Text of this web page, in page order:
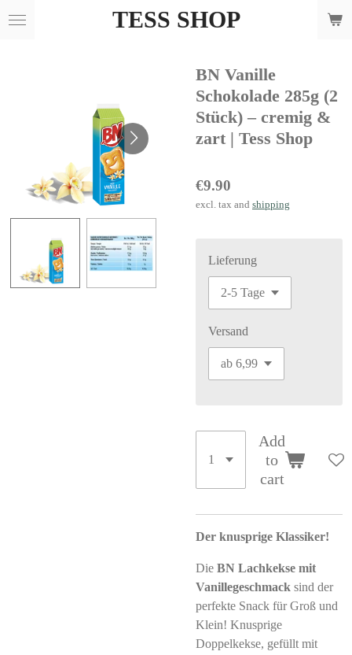
Skip
TESS SHOP
BN Vanille
Schokolade 285g (2
Stück) – cremig &
zart | Tess Shop
€9.90
excl. tax and shipping
Lieferung
Versand
Add
to
cart
Der knusprige Klassiker!
Die BN Lachkekse mit
Vanillegeschmack sind der
perfekte Snack für Groß und
Klein! Knusprige
Doppelkekse, gefüllt mit